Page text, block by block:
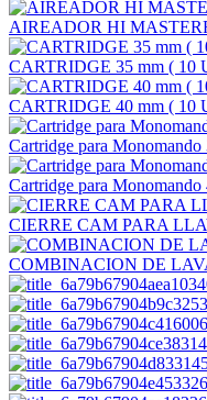
AIREADOR HI
CARTRIDGE 35 mm ( 10
CARTRIDGE 40 mm ( 10
Cartridge para
Cartridge para
CIERRE CAM PARA
COMBINACION DE